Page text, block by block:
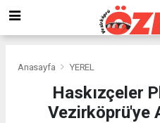
Anasayfa YEREL
Haskızçeler
Vezirköprü'ye